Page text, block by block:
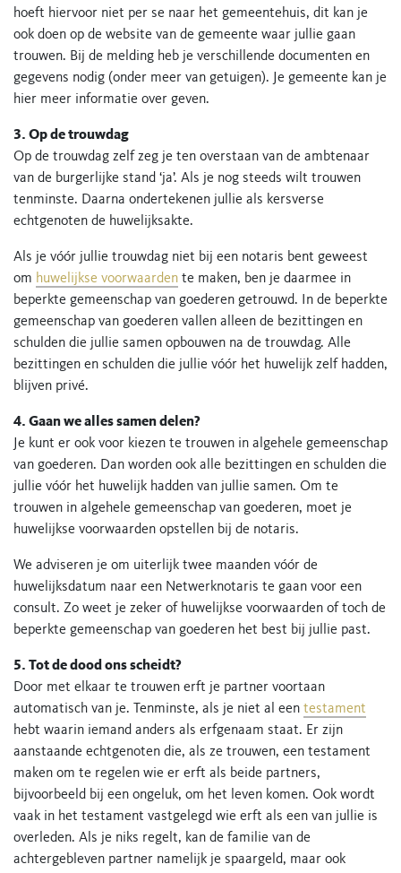
hoeft hiervoor niet per se naar het gemeentehuis, dit kan je
ook doen op de website van de gemeente waar jullie gaan
trouwen. Bij de melding heb je verschillende documenten en
gegevens nodig (onder meer van getuigen). Je gemeente kan je
hier meer informatie over geven.
3. Op de trouwdag
Op de trouwdag zelf zeg je ten overstaan van de ambtenaar
van de burgerlijke stand ‘ja’. Als je nog steeds wilt trouwen
tenminste. Daarna ondertekenen jullie als kersverse
echtgenoten de huwelijksakte.
Als je vóór jullie trouwdag niet bij een notaris bent geweest
om huwelijkse voorwaarden te maken, ben je daarmee in
beperkte gemeenschap van goederen getrouwd. In de beperkte
gemeenschap van goederen vallen alleen de bezittingen en
schulden die jullie samen opbouwen na de trouwdag. Alle
bezittingen en schulden die jullie vóór het huwelijk zelf hadden,
blijven privé.
4. Gaan we alles samen delen?
Je kunt er ook voor kiezen te trouwen in algehele gemeenschap
van goederen. Dan worden ook alle bezittingen en schulden die
jullie vóór het huwelijk hadden van jullie samen. Om te
trouwen in algehele gemeenschap van goederen, moet je
huwelijkse voorwaarden opstellen bij de notaris.
We adviseren je om uiterlijk twee maanden vóór de
huwelijksdatum naar een Netwerknotaris te gaan voor een
consult. Zo weet je zeker of huwelijkse voorwaarden of toch de
beperkte gemeenschap van goederen het best bij jullie past.
5. Tot de dood ons scheidt?
Door met elkaar te trouwen erft je partner voortaan
automatisch van je. Tenminste, als je niet al een testament
hebt waarin iemand anders als erfgenaam staat. Er zijn
aanstaande echtgenoten die, als ze trouwen, een testament
maken om te regelen wie er erft als beide partners,
bijvoorbeeld bij een ongeluk, om het leven komen. Ook wordt
vaak in het testament vastgelegd wie erft als een van jullie is
overleden. Als je niks regelt, kan de familie van de
achtergebleven partner namelijk je spaargeld, maar ook